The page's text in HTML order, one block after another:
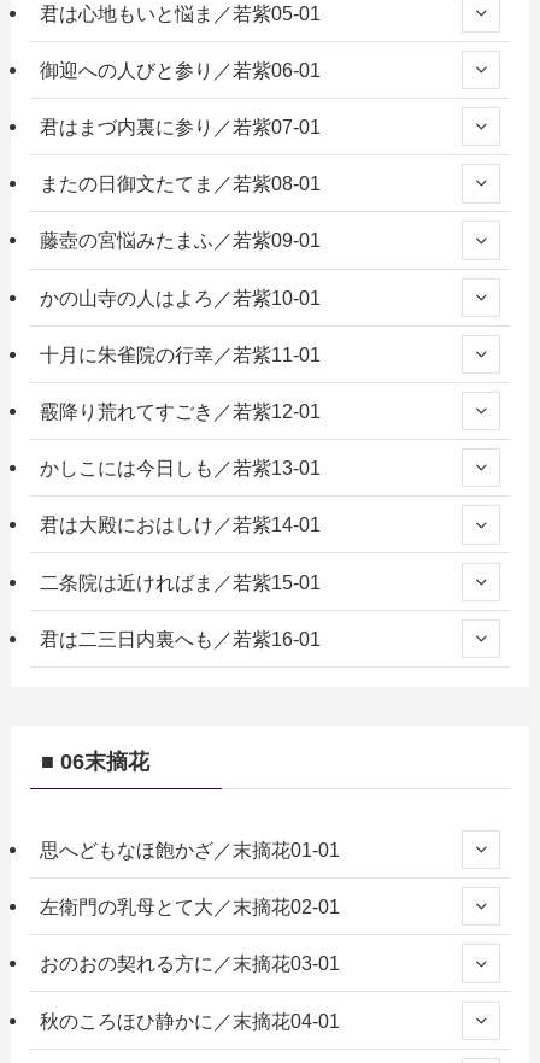
君は心地もいと悩ま／若紫05-01
御迎への人びと参り／若紫06-01
君はまづ内裏に参り／若紫07-01
またの日御文たてま／若紫08-01
藤壺の宮悩みたまふ／若紫09-01
かの山寺の人はよろ／若紫10-01
十月に朱雀院の行幸／若紫11-01
霰降り荒れてすごき／若紫12-01
かしこには今日しも／若紫13-01
君は大殿におはしけ／若紫14-01
二条院は近ければま／若紫15-01
君は二三日内裏へも／若紫16-01
■ 06末摘花
思へどもなほ飽かざ／末摘花01-01
左衛門の乳母とて大／末摘花02-01
おのおの契れる方に／末摘花03-01
秋のころほひ静かに／末摘花04-01